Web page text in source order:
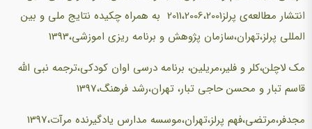
انتشار مطالعه‌ی پرلز2011،2006،2001 به همراه چکیده نتایج ملی و بین
المللی پرلز،تهران،سازمان پژوهش و برنامه ریزی اموزشی،1393
مک لاچلن،کلر و فلیر،مریلین، برنامه درسی اوان کودکی،ترجمه نبی الله
قاسم تبار و محسن حاجی تبار، تهران،رشد فرهنگ،1397
مجدفر،مرتضی،فهم پرلز،تهران،موسسه مدارس یادگیرنده مرآت،1397